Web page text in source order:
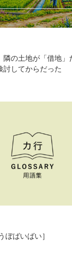
私たちについて
隣の土地が「借地」
討してからだった
ぼばいばい］